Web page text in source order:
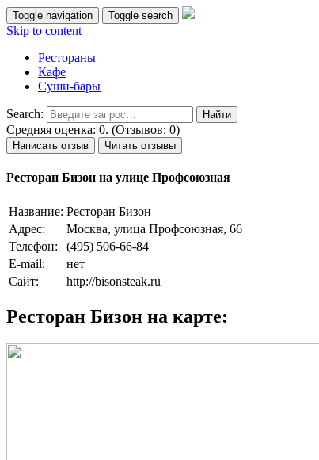
Toggle navigation Toggle search
Skip to content
Рестораны
Кафе
Суши-бары
Search:
Средняя оценка: 0. (Отзывов: 0)
Написать отзыв Читать отзывы
Ресторан Бизон на улице Профсоюзная
Название: Ресторан Бизон
Адрес:
Москва, улица Профсоюзная, 66
Телефон:
(495) 506-66-84
E-mail:
нет
Сайт:
http://bisonsteak.ru
Ресторан Бизон на карте: